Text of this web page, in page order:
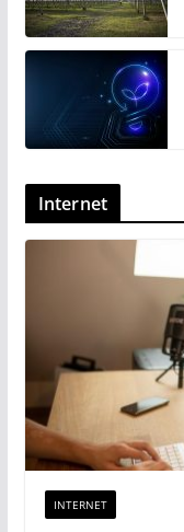
Internet
INTERNET